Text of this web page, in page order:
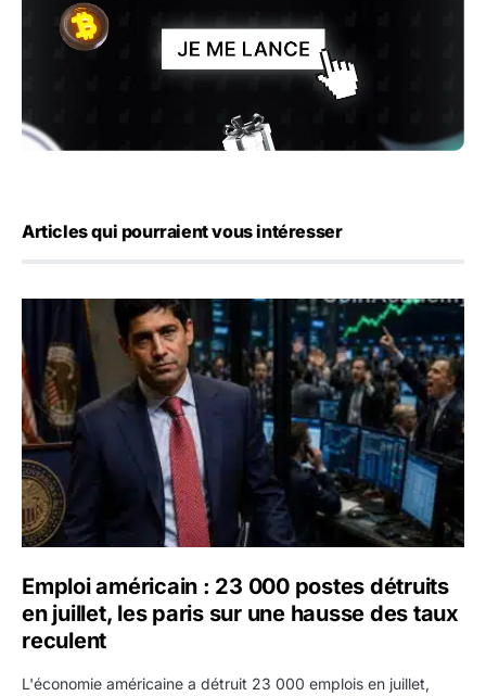
Articles qui pourraient vous intéresser
Emploi américain : 23 000 postes détruits en juillet, les
Emploi américain : 23 000 postes détruits
en juillet, les paris sur une hausse des taux
reculent
L'économie américaine a détruit 23 000 emplois en juillet,